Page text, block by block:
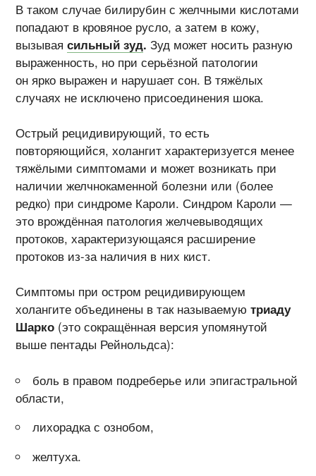
В таком случае билирубин с желчными кислотами
попадают в кровяное русло, а затем в кожу,
вызываясильный зуд. Зуд может носить разную
выраженность, но при серьёзной патологии
он ярко выражен и нарушает сон. В тяжёлых
случаях не исключено присоединения шока.
Острый рецидивирующий, то есть
повторяющийся, холангит характеризуется менее
тяжёлыми симптомами и может возникать при
наличии желчнокаменной болезни или (более
редко) при синдроме Кароли. Синдром Кароли —
это врождённая патология желчевыводящих
протоков, характеризующаяся расширение
протоков из-за наличия в них кист.
Симптомы при остром рецидивирующем
холангите объединены в так называемуютриаду
Шарко (это сокращённая версия упомянутой
выше пентады Рейнольдса):
боль в правом подреберье или эпигастральной
области,
лихорадка с ознобом,
желтуха.